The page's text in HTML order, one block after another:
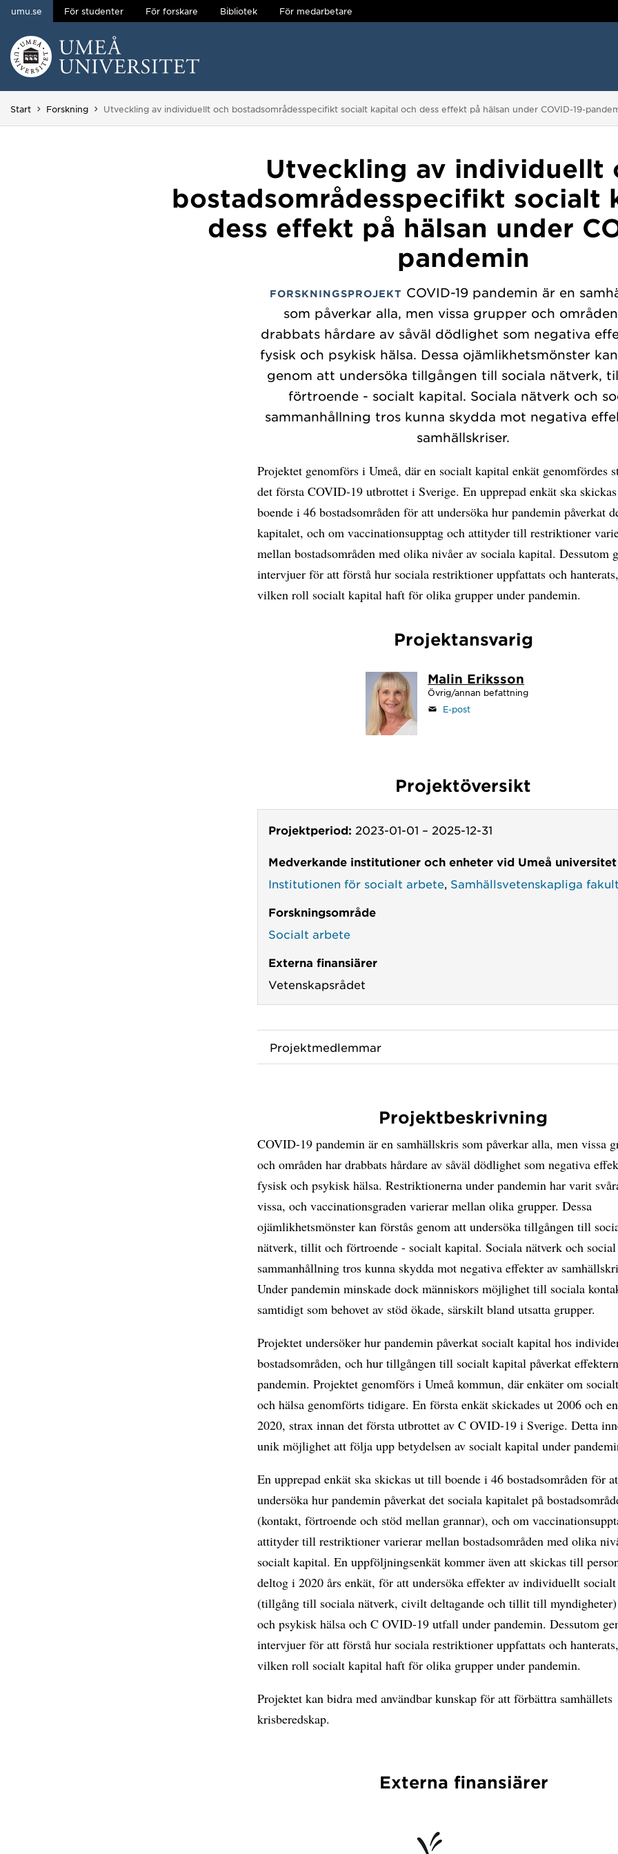
Hoppa direkt till innehållet
umu.se För studenter För forskare Bibliotek För medarbetare
Huvudmenyn dold.
Start Forskning Du är här:
Utveckling av individuellt och bostadsområdesspecifikt socialt kapital och dess effekt på hälsan under COVID-19-
Utveckling av individuellt
bostadsområdesspecifikt socialt
dess effekt på hälsan under
pandemin
FORSKNINGSPROJEKT COVID-19 pandemin är en
som påverkar alla, men vissa grupper och
drabbats hårdare av såväl dödlighet som negativa
fysisk och psykisk hälsa. Dessa ojämlikhetsmönster
genom att undersöka tillgången till sociala nätverk,
förtroende - socialt kapital. Sociala nätverk och
sammanhållning tros kunna skydda mot negativa
samhällskriser.
Projektet genomförs i Umeå, där en socialt kapital enkät genomfördes
det första COVID-19 utbrottet i Sverige. En upprepad enkät ska
boende i 46 bostadsområden för att undersöka hur pandemin påverkat
kapitalet, och om vaccinationsupptag och attityder till restriktioner
mellan bostadsområden med olika nivåer av sociala kapital. Dessutom
intervjuer för att förstå hur sociala restriktioner uppfattats och
vilken roll socialt kapital haft för olika grupper under pandemin.
Projektansvarig
Malin Eriksson
Övrig/annan befattning
E-post
Projektöversikt
Projektperiod: 2023-01-01 – 2025-12-31
Medverkande institutioner och enheter vid Umeå universitet
Institutionen för socialt arbete Samhällsvetenskapliga
Forskningsområde
Socialt arbete
Externa finansiärer
Vetenskapsrådet
Projektmedlemmar
Projektbeskrivning
COVID-19 pandemin är en samhällskris som påverkar alla, men vissa
och områden har drabbats hårdare av såväl dödlighet som negativa
fysisk och psykisk hälsa. Restriktionerna under pandemin har varit
vissa, och vaccinationsgraden varierar mellan olika grupper. Dessa
ojämlikhetsmönster kan förstås genom att undersöka tillgången till
nätverk, tillit och förtroende - socialt kapital. Sociala nätverk och social
sammanhållning tros kunna skydda mot negativa effekter av
Under pandemin minskade dock människors möjlighet till sociala
samtidigt som behovet av stöd ökade, särskilt bland utsatta grupper.
Projektet undersöker hur pandemin påverkat socialt kapital hos
bostadsområden, och hur tillgången till socialt kapital påverkat
pandemin. Projektet genomförs i Umeå kommun, där enkäter om
och hälsa genomförts tidigare. En första enkät skickades ut 2006 och
2020, strax innan det första utbrottet av C OVID-19 i Sverige. Detta
unik möjlighet att följa upp betydelsen av socialt kapital under
En upprepad enkät ska skickas ut till boende i 46 bostadsområden för
undersöka hur pandemin påverkat det sociala kapitalet på
(kontakt, förtroende och stöd mellan grannar), och om
attityder till restriktioner varierar mellan bostadsområden med olika
socialt kapital. En uppföljningsenkät kommer även att skickas till
deltog i 2020 års enkät, för att undersöka effekter av individuellt
(tillgång till sociala nätverk, civilt deltagande och tillit till
och psykisk hälsa och C OVID-19 utfall under pandemin. Dessutom
intervjuer för att förstå hur sociala restriktioner uppfattats och
vilken roll socialt kapital haft för olika grupper under pandemin.
Projektet kan bidra med användbar kunskap för att förbättra samhällets
krisberedskap.
Externa finansiärer